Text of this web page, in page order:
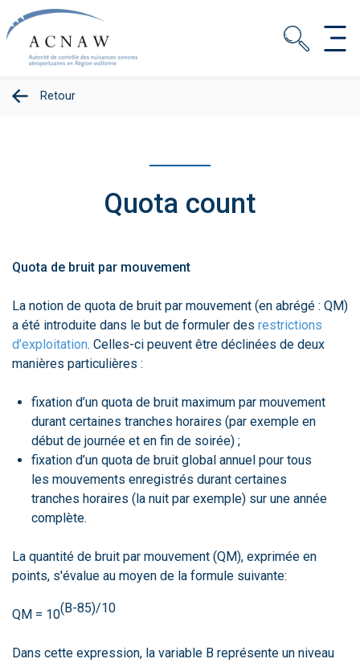
Retour
Quota count
Quota de bruit par mouvement
La notion de quota de bruit par mouvement (en abrégé : QM)
a été introduite dans le but de formuler des restrictions
d’exploitation. Celles-ci peuvent être déclinées de deux
manières particulières :
fixation d’un quota de bruit maximum par mouvement
durant certaines tranches horaires (par exemple en
début de journée et en fin de soirée) ;
fixation d’un quota de bruit global annuel pour tous
les mouvements enregistrés durant certaines
tranches horaires (la nuit par exemple) sur une année
complète.
La quantité de bruit par mouvement (QM), exprimée en
points, s'évalue au moyen de la formule suivante:
QM = 10(B-85)/10
Dans cette expression, la variable B représente un niveau